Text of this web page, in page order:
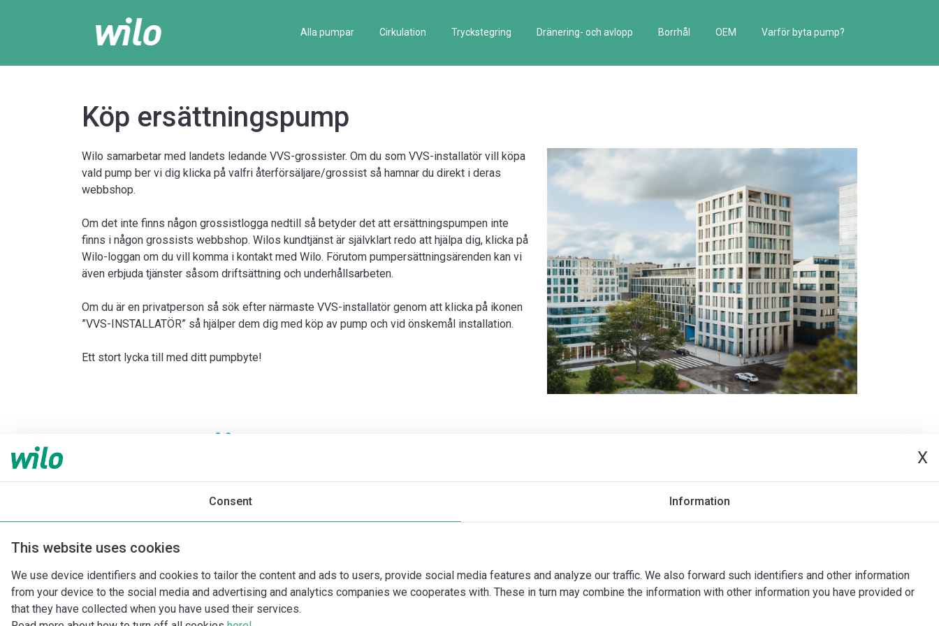
X
Consent Information
This website uses cookies
We use device identifiers and cookies to tailor the content and ads to users, provide social media features and analyze our traffic. We also forward such identifiers and other information
from your device to the social media and advertising and analytics companies we cooperates with. These in turn may combine the information with other information you have provided or
that they have collected when you have used their services.
Alla pumpar Cirkulation Tryckstegring Dränering- och avlopp Borrhål OEM Varför byta pump?
Köp ersättningspump
Wilo samarbetar med landets ledande VVS-grossister. Om du som VVS-installatör vill köpa
vald pump ber vi dig klicka på valfri återförsäljare/grossist så hamnar du direkt i deras
webbshop.
Om det inte finns någon grossistlogga nedtill så betyder det att ersättningspumpen inte
finns i någon grossists webbshop. Wilos kundtjänst är självklart redo att hjälpa dig, klicka på
Wilo-loggan om du vill komma i kontakt med Wilo. Förutom pumpersättningsärenden kan vi
även erbjuda tjänster såsom driftsättning och underhållsarbeten.
Om du är en privatperson så sök efter närmaste VVS-installatör genom att klicka på ikonen
”VVS-INSTALLATÖR” så hjälper dem dig med köp av pump och vid önskemål installation.
Ett stort lycka till med ditt pumpbyte!